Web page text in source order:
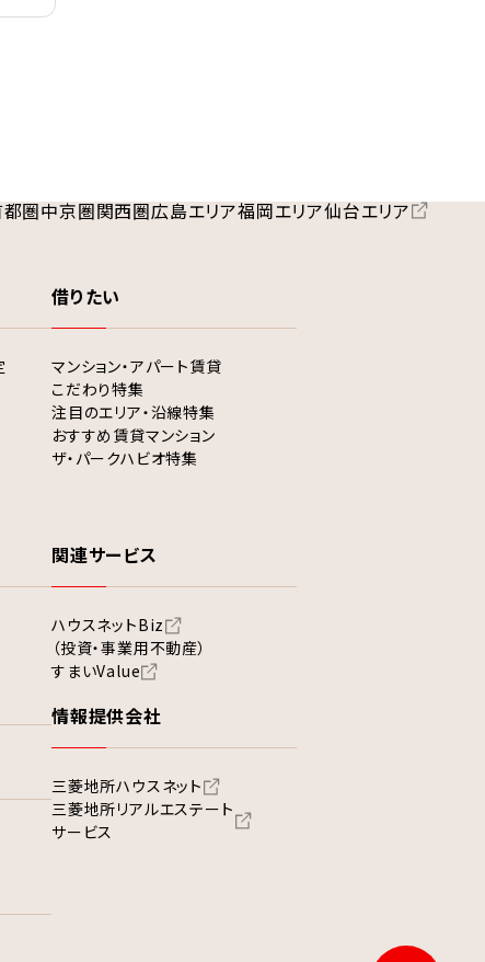
圏中京圏関西圏広島エリア福岡エリア仙台エリア
借りたい
マンション・アパート賃貸
こだわり特集
注目のエリア・沿線特集
おすすめ賃貸マンション
ザ・パークハビオ特集
関連サービス
ハウスネットBiz
（投資・事業用不動産）
すまいValue
情報提供会社
三菱地所ハウスネット
三菱地所リアルエステート
サービス